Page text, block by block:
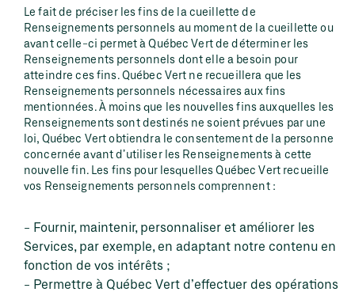
Le fait de préciser les fins de la cueillette de
Renseignements personnels au moment de la cueillette ou
avant celle-ci permet à Québec Vert de déterminer les
Renseignements personnels dont elle a besoin pour
atteindre ces fins. Québec Vert ne recueillera que les
Renseignements personnels nécessaires aux fins
mentionnées. À moins que les nouvelles fins auxquelles les
Renseignements sont destinés ne soient prévues par une
loi, Québec Vert obtiendra le consentement de la personne
concernée avant d’utiliser les Renseignements à cette
nouvelle fin. Les fins pour lesquelles Québec Vert recueille
vos Renseignements personnels comprennent :
Fournir, maintenir, personnaliser et améliorer les
Services, par exemple, en adaptant notre contenu en
fonction de vos intérêts ;
Permettre à Québec Vert d’effectuer des opérations